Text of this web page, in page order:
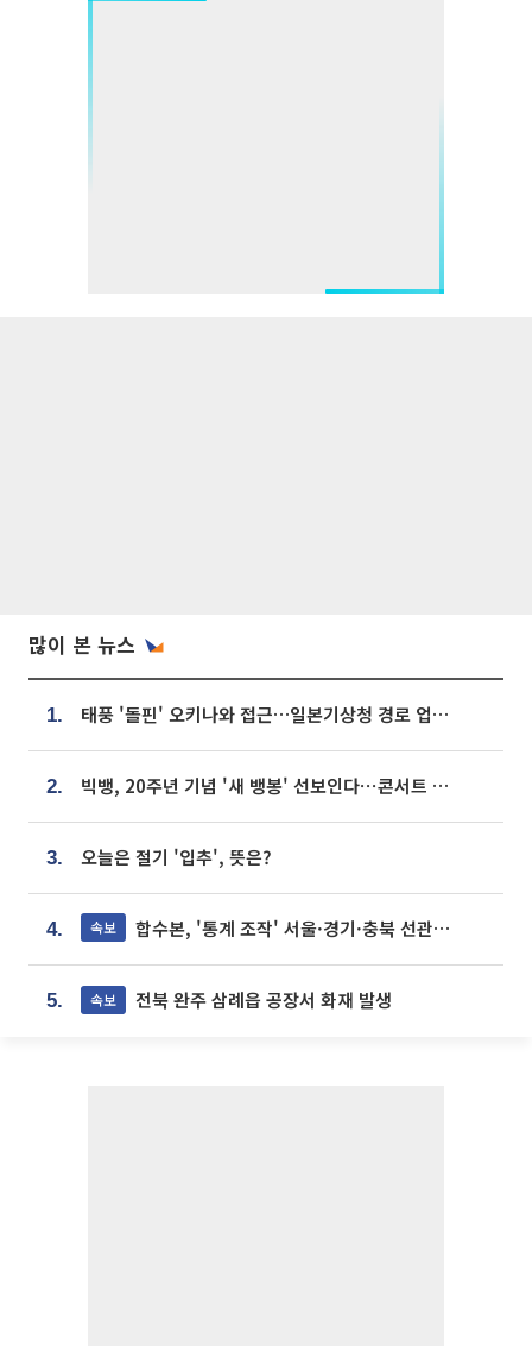
많이 본 뉴스
1. 태풍 '돌핀' 오키나와 접근…일본기상청 경로 업데이트
2. 빅뱅, 20주년 기념 '새 뱅봉' 선보인다⋯콘서트 앞두고 팝업 개최
3. 오늘은 절기 '입추', 뜻은?
4. 속보 합수본, '통계 조작' 서울·경기·충북 선관위 등 추가 압수수색
5. 속보 전북 완주 삼례읍 공장서 화재 발생